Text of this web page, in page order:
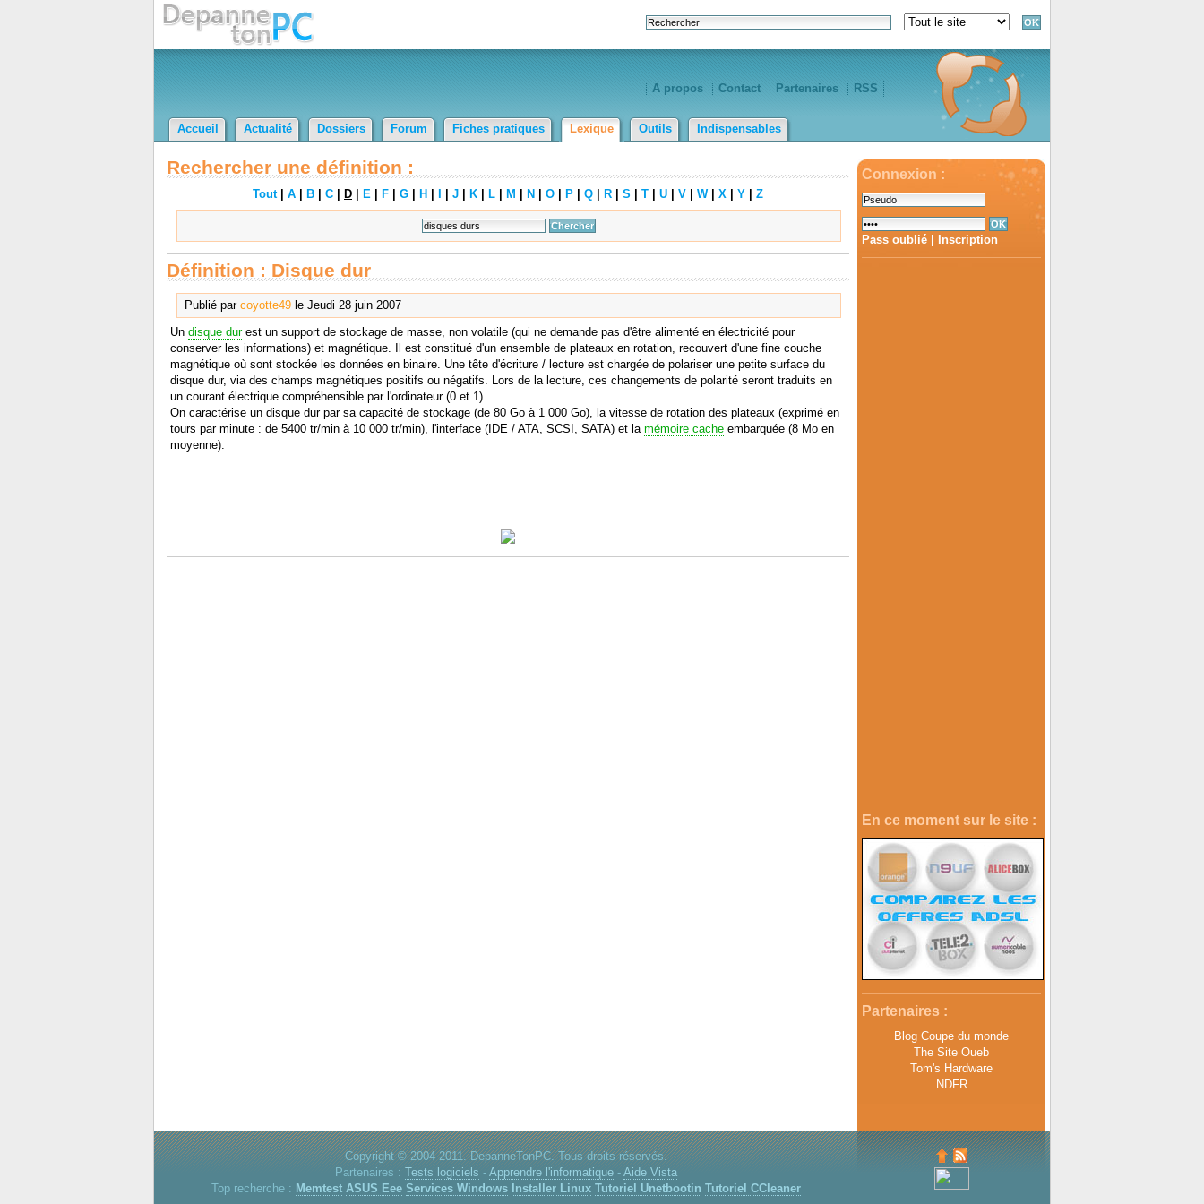
A propos Contact Partenaires RSS
Accueil Actualité Dossiers Forum Fiches pratiques Lexique Outils Indispensables
Connexion :
Pass oublié Inscription
En ce moment sur le site :
Partenaires :
Blog Coupe du monde
The Site Oueb
Tom's Hardware
NDFR
Rechercher une définition :
Tout| A B C D E F G H J K L M N O P Q R S T U V W| X Y Z
Définition : Disque dur
Publié par coyotte49le Jeudi 28 juin 2007
Un disque durest un support de stockage de masse, non volatile (qui ne demande pas d'être alimenté en électricité pour
conserver les informations) et magnétique. Il est constitué d'un ensemble de plateaux en rotation, recouvert d'une fine couche
magnétique où sont stockée les données en binaire. Une tête d'écriture / lecture est chargée de polariser une petite surface du
disque dur, via des champs magnétiques positifs ou négatifs. Lors de la lecture, ces changements de polarité seront traduits en
un courant électrique compréhensible par l'ordinateur (0 et 1).
On caractérise un disque dur par sa capacité de stockage (de 80 Go à 1 000 Go), la vitesse de rotation des plateaux (exprimé en
tours par minute : de 5400 tr/min à 10 000 tr/min), l'interface (IDE / ATA, SCSI, SATA) et la mémoire cacheembarquée (8 Mo en
moyenne).
Copyright © 2004-2011. DepanneTonPC. Tous droits réservés.
Partenaires : Tests logiciels - Apprendre l'informatique- Aide Vista
Top recherche : Memtest ASUS Eee Services Windows Installer Linux Tutoriel Unetbootin Tutoriel CCleaner